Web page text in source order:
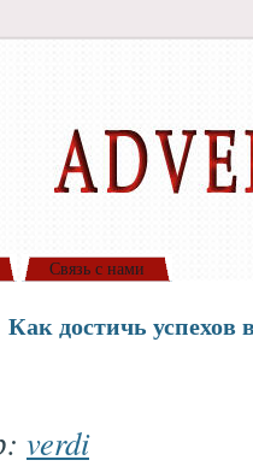
Связь с нами
Как достичь успехов
verdi